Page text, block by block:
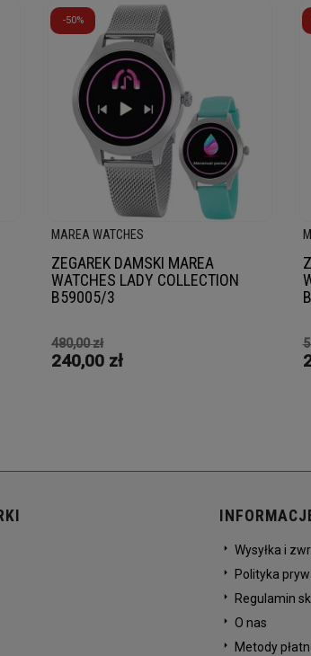
-50%
MAREA WATCHES
ZEGAREK DAMSKI MAREA
WATCHES LADY COLLECTION
B59005/3
480,00 zł
240,00 zł
Wysyłka i
Polityka
Regulamin
O nas
Metody